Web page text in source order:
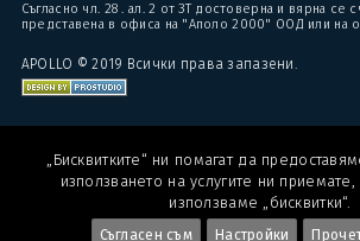
Съгласно чл. 28 . ал. 2 от ЗТ достоверна и вярна се
представена в офиса на "Аполо 2000" ООД или на
APOLLO © 2019 Всички права запазени.
„Бисквитките“ ни помагат да
използването на услугите ни
използваме „бисквитки“.
Съгласен съм Настройки